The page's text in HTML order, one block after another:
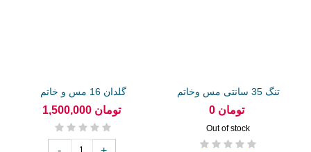
گلدان 16 مس و خاتم
1,500,000 تومان
تنگ 35 سانتی مس وخاتم
0 تومان
Out of stock